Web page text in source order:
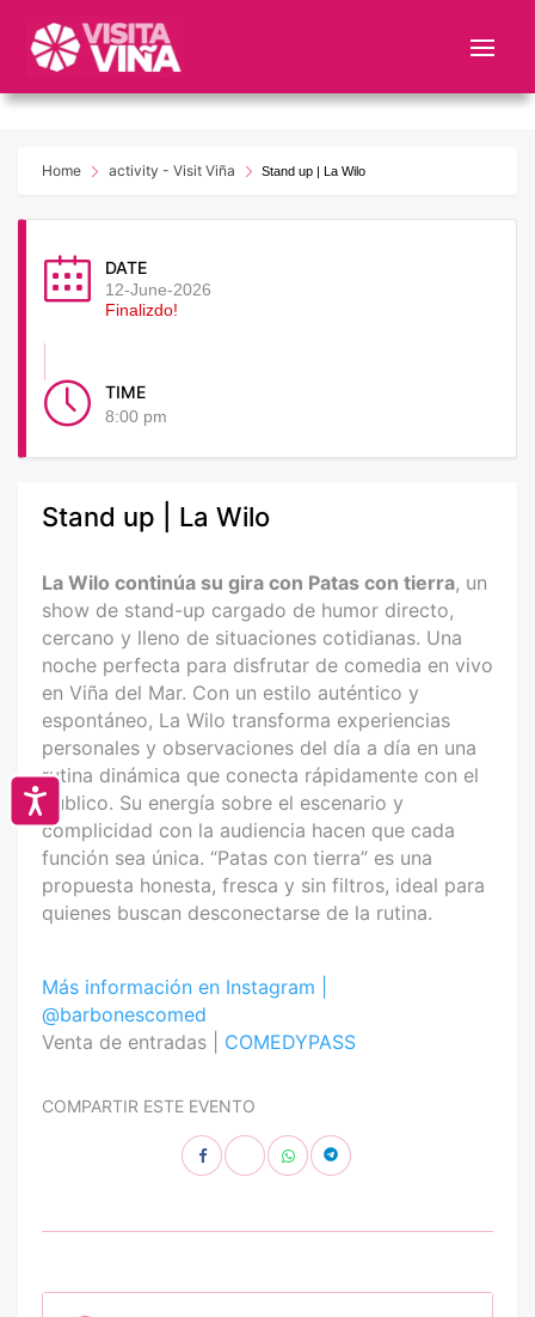
este
web
sistema
Accesibilidad
Home activity - Visit Viña Stand up | La Wilo
DATE
12-June-2026
Finalizdo!
TIME
8:00 pm
Stand up | La Wilo
La Wilo continúa su gira con Patas con tierra, un
show de stand-up cargado de humor directo,
cercano y lleno de situaciones cotidianas. Una
noche perfecta para disfrutar de comedia en vivo
en Viña del Mar. Con un estilo auténtico y
espontáneo, La Wilo transforma experiencias
personales y observaciones del día a día en una
rutina dinámica que conecta rápidamente con el
público. Su energía sobre el escenario y
complicidad con la audiencia hacen que cada
función sea única. “Patas con tierra” es una
propuesta honesta, fresca y sin filtros, ideal para
quienes buscan desconectarse de la rutina.
Más información en Instagram |
@barbonescomed
Venta de entradas | COMEDYPASS
COMPARTIR ESTE EVENTO